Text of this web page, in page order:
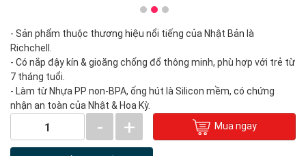
- Sản phẩm thuộc thương hiệu nổi tiếng của Nhật Bản là
Richchell.
- Có nắp đậy kín & gioăng chống đổ thông minh, phù hợp với trẻ từ
7 tháng tuổi.
- Làm từ Nhựa PP non-BPA, ống hút là Silicon mềm, có chứng
nhận an toàn của Nhật & Hoa Kỳ.
1 - + Mua ngay